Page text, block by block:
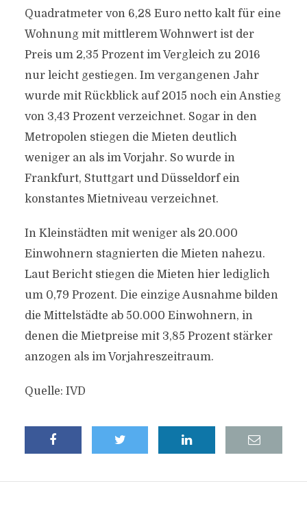
Quadratmeter von 6,28 Euro netto kalt für eine
Wohnung mit mittlerem Wohnwert ist der
Preis um 2,35 Prozent im Vergleich zu 2016
nur leicht gestiegen. Im vergangenen Jahr
wurde mit Rückblick auf 2015 noch ein Anstieg
von 3,43 Prozent verzeichnet. Sogar in den
Metropolen stiegen die Mieten deutlich
weniger an als im Vorjahr. So wurde in
Frankfurt, Stuttgart und Düsseldorf ein
konstantes Mietniveau verzeichnet.
In Kleinstädten mit weniger als 20.000
Einwohnern stagnierten die Mieten nahezu.
Laut Bericht stiegen die Mieten hier lediglich
um 0,79 Prozent. Die einzige Ausnahme bilden
die Mittelstädte ab 50.000 Einwohnern, in
denen die Mietpreise mit 3,85 Prozent stärker
anzogen als im Vorjahreszeitraum.
Quelle: IVD